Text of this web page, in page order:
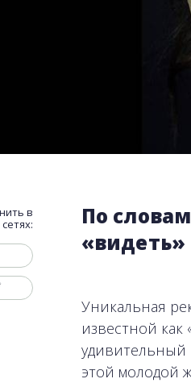
в
По
Уникальная
известной
удивительный
этой молодой